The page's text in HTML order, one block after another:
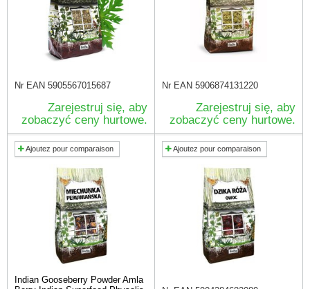
Nr EAN 5905567015687
Zarejestruj się, aby
zobaczyć ceny hurtowe.
Nr EAN 5906874131220
Zarejestruj się, aby
zobaczyć ceny hurtowe.
Ajoutez pour comparaison
Indian Gooseberry Powder Amla
Ajoutez pour comparaison